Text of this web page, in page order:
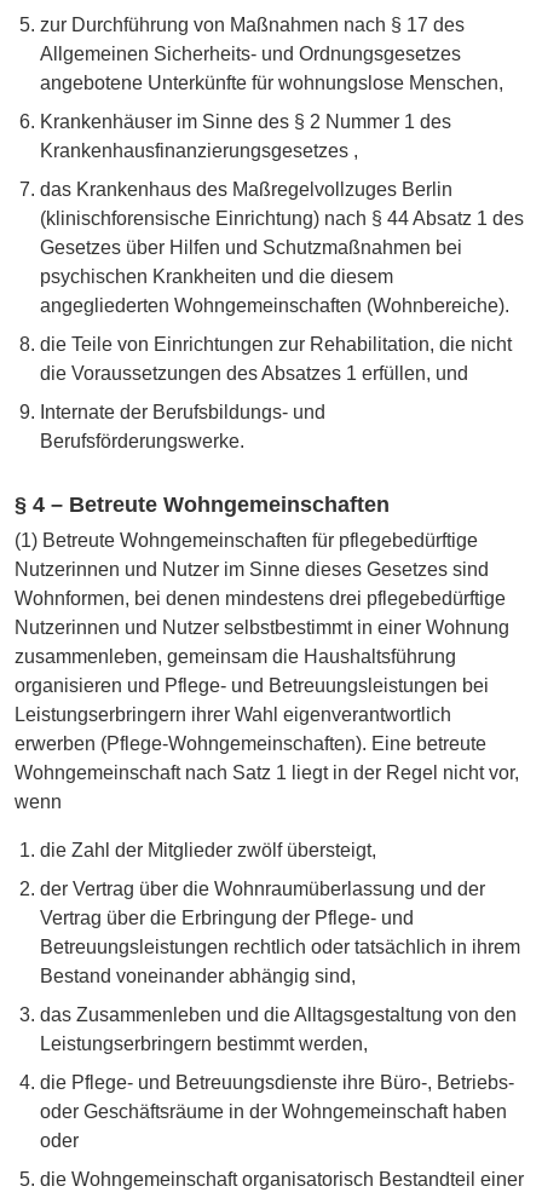
zur Durchführung von Maßnahmen nach § 17 des
Allgemeinen Sicherheits- und Ordnungsgesetzes
angebotene Unterkünfte für wohnungslose Menschen,
Krankenhäuser im Sinne des § 2 Nummer 1 des
Krankenhausfinanzierungsgesetzes ,
das Krankenhaus des Maßregelvollzuges Berlin
(klinischforensische Einrichtung) nach § 44 Absatz 1 des
Gesetzes über Hilfen und Schutzmaßnahmen bei
psychischen Krankheiten und die diesem
angegliederten Wohngemeinschaften (Wohnbereiche).
die Teile von Einrichtungen zur Rehabilitation, die nicht
die Voraussetzungen des Absatzes 1 erfüllen, und
Internate der Berufsbildungs- und
Berufsförderungswerke.
§ 4 – Betreute Wohngemeinschaften
(1) Betreute Wohngemeinschaften für pflegebedürftige
Nutzerinnen und Nutzer im Sinne dieses Gesetzes sind
Wohnformen, bei denen mindestens drei pflegebedürftige
Nutzerinnen und Nutzer selbstbestimmt in einer Wohnung
zusammenleben, gemeinsam die Haushaltsführung
organisieren und Pflege- und Betreuungsleistungen bei
Leistungserbringern ihrer Wahl eigenverantwortlich
erwerben (Pflege-Wohngemeinschaften). Eine betreute
Wohngemeinschaft nach Satz 1 liegt in der Regel nicht vor,
wenn
die Zahl der Mitglieder zwölf übersteigt,
der Vertrag über die Wohnraumüberlassung und der
Vertrag über die Erbringung der Pflege- und
Betreuungsleistungen rechtlich oder tatsächlich in ihrem
Bestand voneinander abhängig sind,
das Zusammenleben und die Alltagsgestaltung von den
Leistungserbringern bestimmt werden,
die Pflege- und Betreuungsdienste ihre Büro-, Betriebs-
oder Geschäftsräume in der Wohngemeinschaft haben
oder
die Wohngemeinschaft organisatorisch Bestandteil einer